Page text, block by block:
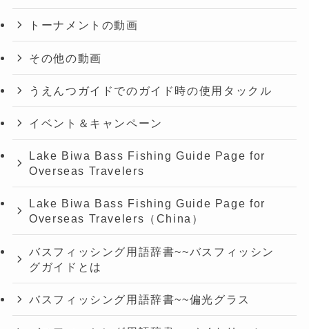
トーナメントの動画
その他の動画
うえんつガイドでのガイド時の使用タックル
イベント＆キャンペーン
Lake Biwa Bass Fishing Guide Page for
Overseas Travelers
Lake Biwa Bass Fishing Guide Page for
Overseas Travelers（China）
バスフィッシング用語辞書~~バスフィッシン
グガイドとは
バスフィッシング用語辞書~~偏光グラス